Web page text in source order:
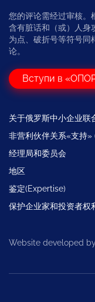
您的评论需经过审核。
含有脏话和（或）人身
为点、破折号等符号同
论。
Вступи в
关于俄罗斯中小企业联
非营利伙伴关系«支持»
经理局和委员会
地区
鉴定(Expertise)
保护企业家和投资者权
Website developed